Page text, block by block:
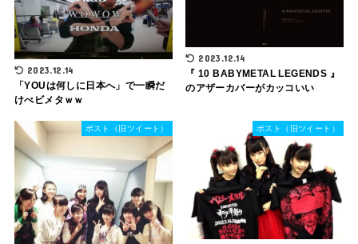
2023.12.14
「YOUは何しに日本へ」で一瞬だ
けべビメタｗｗ
2023.12.14
『 10 BABYMETAL LEGENDS 』
のアザーカバーがカッコいい
ポスト（旧ツイート） ポスト（旧ツイート）